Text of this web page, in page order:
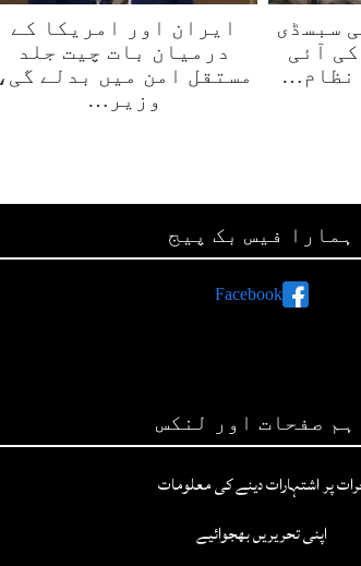
سبسڈی
آئی
نظام…
ایران اور امریکا کے
درمیان بات چیت جلد
مستقل امن میں بدلے گی،
وزیر…
لاہور 07 مئی2026
ہمارا فیس بک پیج
Facebook
صفحات اور لنکس
پر اشتہارات دینے کی معلومات
اپنی تحریریں بھجوائیے